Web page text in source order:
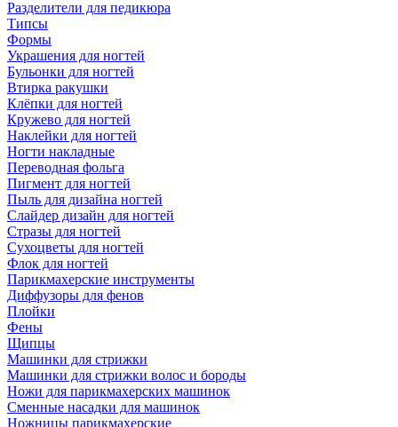
Разделители для педикюра
Типсы
Формы
Украшения для ногтей
Бульонки для ногтей
Втирка ракушки
Клёпки для ногтей
Кружево для ногтей
Наклейки для ногтей
Ногти накладные
Переводная фольга
Пигмент для ногтей
Пыль для дизайна ногтей
Слайдер дизайн для ногтей
Стразы для ногтей
Сухоцветы для ногтей
Флок для ногтей
Парикмахерские инструменты
Диффузоры для фенов
Плойки
Фены
Щипцы
Машинки для стрижки
Машинки для стрижки волос и бороды
Ножи для парикмахерских машинок
Сменные насадки для машинок
Ножницы парикмахерские